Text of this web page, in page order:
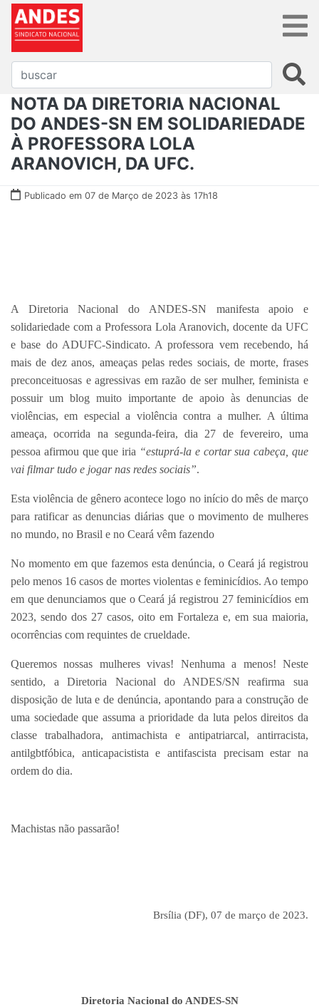
NOTA DA DIRETORIA NACIONAL
DO ANDES-SN EM SOLIDARIEDADE
À PROFESSORA LOLA
ARANOVICH, DA UFC.
Publicado em 07 de Março de 2023 às 17h18
A Diretoria Nacional do ANDES-SN manifesta apoio e
solidariedade com a Professora Lola Aranovich, docente da UFC
e base do ADUFC-Sindicato. A professora vem recebendo, há
mais de dez anos, ameaças pelas redes sociais, de morte, frases
preconceituosas e agressivas em razão de ser mulher, feminista e
possuir um blog muito importante de apoio às denuncias de
violências, em especial a violência contra a mulher. A última
ameaça, ocorrida na segunda-feira, dia 27 de fevereiro, uma
pessoa afirmou que que iria “estuprá-la e cortar sua cabeça, que
vai filmar tudo e jogar nas redes sociais”.
Esta violência de gênero acontece logo no início do mês de março
para ratificar as denuncias diárias que o movimento de mulheres
no mundo, no Brasil e no Ceará vêm fazendo
No momento em que fazemos esta denúncia, o Ceará já registrou
pelo menos 16 casos de mortes violentas e feminicídios. Ao tempo
em que denunciamos que o Ceará já registrou 27 feminicídios em
2023, sendo dos 27 casos, oito em Fortaleza e, em sua maioria,
ocorrências com requintes de crueldade.
Queremos nossas mulheres vivas! Nenhuma a menos! Neste
sentido, a Diretoria Nacional do ANDES/SN reafirma sua
disposição de luta e de denúncia, apontando para a construção de
uma sociedade que assuma a prioridade da luta pelos direitos da
classe trabalhadora, antimachista e antipatriarcal, antirracista,
antilgbtfóbica, anticapacistista e antifascista precisam estar na
ordem do dia.
Machistas não passarão!
Brsília (DF), 07 de março de 2023.
Diretoria Nacional do ANDES-SN